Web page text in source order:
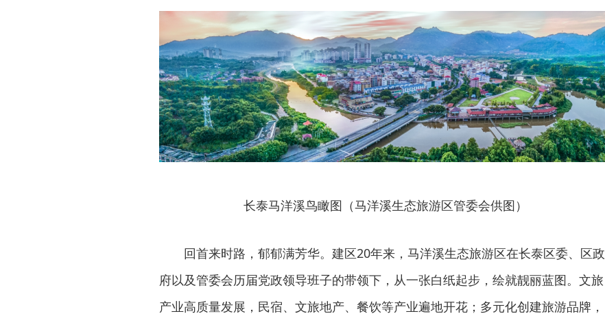
长泰马洋溪鸟瞰图（马洋溪生态旅游区管委会供图）
回首来时路，郁郁满芳华。建区20年来，马洋溪生态旅游区在长泰区委、区政
府以及管委会历届党政领导班子的带领下，从一张白纸起步，绘就靓丽蓝图。文旅
产业高质量发展，民宿、文旅地产、餐饮等产业遍地开花；多元化创建旅游品牌，